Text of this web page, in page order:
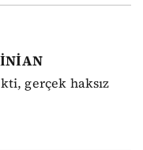
gerçek haksız